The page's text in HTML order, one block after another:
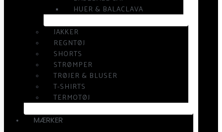
HUER & BALACLAVA
JAKKER
REGNTØJ
SHORTS
STRØMPER
TRØJER & BLUSER
T-SHIRTS
TERMOTØJ
MÆRKER